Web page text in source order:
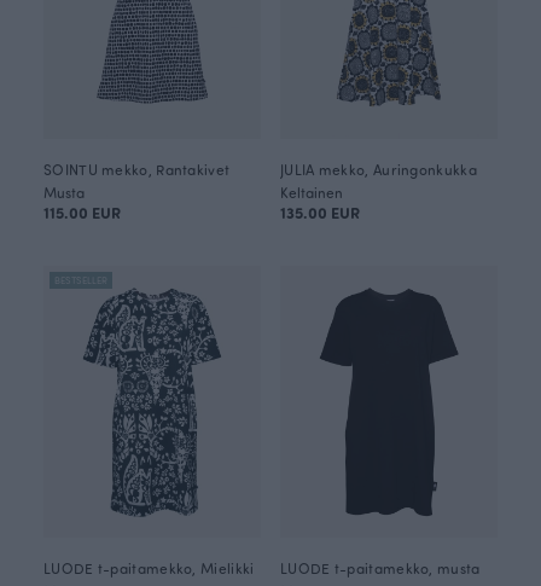
SOINTU mekko, Rantakivet
Musta
115.00 EUR
JULIA mekko, Auringonkukka
Keltainen
135.00 EUR
BESTSELLER
LUODE t-paitamekko, Mielikki
LUODE t-paitamekko, musta